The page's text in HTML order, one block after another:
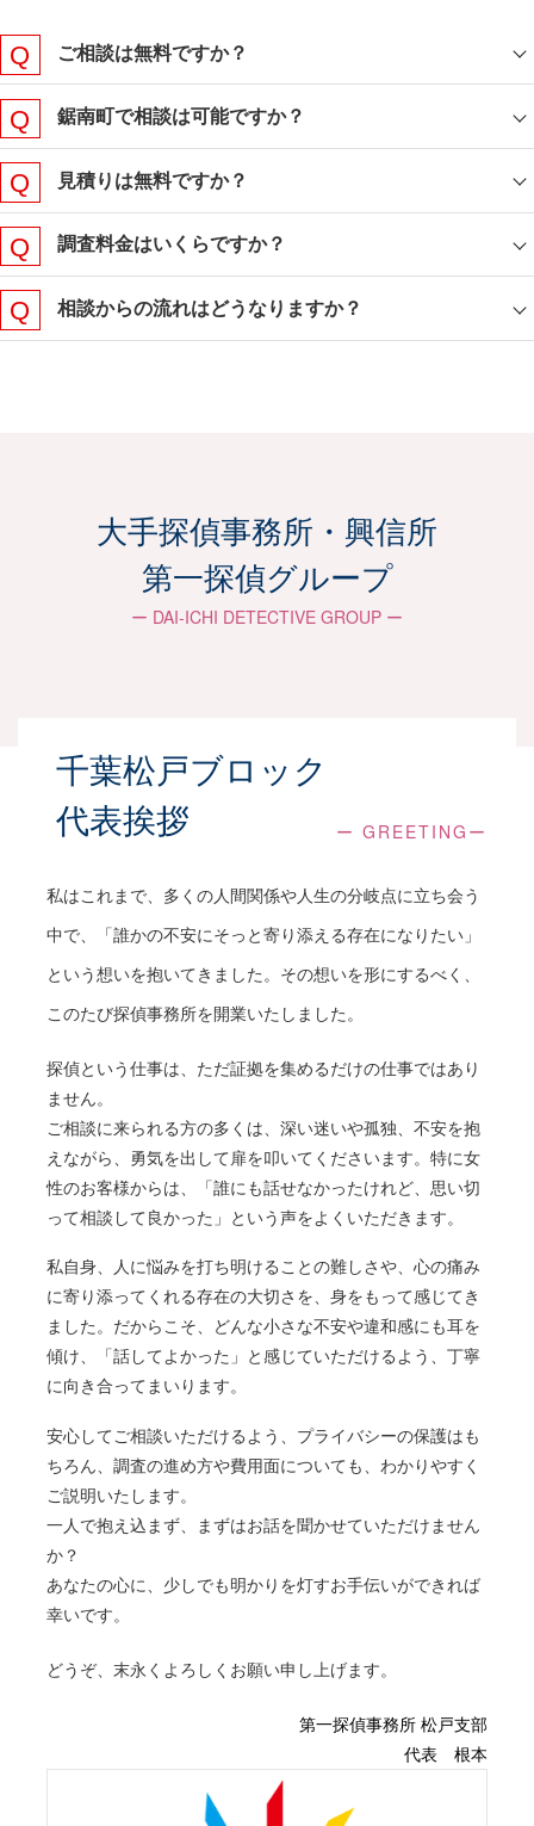
ご相談は無料ですか？
鋸南町で相談は可能ですか？
見積りは無料ですか？
調査料金はいくらですか？
相談からの流れはどうなりますか？
お客さまに合わせた柔軟な対応で、最適な戦略
を共に考えサポートしていきます。
ご連絡ください。
ご面談時間や場所、方法を調整させていただき
ます。
ご面談
調査目的や状況を詳しくお伺いいたします。
ンをご提案いたします。
探偵業法に則り、各種書類の交付とご説明をい
たします。
調査内容を明確にし、本調査に向けて打ち合わ
せを行います。
お支払い
しくは半額をお支払いただきます。
ご入金が確認でき次第、本調査に向けての準備
を開始いたします。
事前調査
易調査を実施いたします。
本調査
大手探偵事務所・興信所
第一探偵グループ
ー DAI-ICHI DETECTIVE GROUP ー
千葉松戸ブロック
代表挨拶
ー GREETINGー
私はこれまで、多くの人間関係や人生の分岐点に立ち会う
中で、「誰かの不安にそっと寄り添える存在になりたい」
という想いを抱いてきました。その想いを形にするべく、
このたび探偵事務所を開業いたしました。
探偵という仕事は、ただ証拠を集めるだけの仕事ではあり
ません。
ご相談に来られる方の多くは、深い迷いや孤独、不安を抱
えながら、勇気を出して扉を叩いてくださいます。特に女
性のお客様からは、「誰にも話せなかったけれど、思い切
って相談して良かった」という声をよくいただきます。
私自身、人に悩みを打ち明けることの難しさや、心の痛み
に寄り添ってくれる存在の大切さを、身をもって感じてき
ました。だからこそ、どんな小さな不安や違和感にも耳を
傾け、「話してよかった」と感じていただけるよう、丁寧
に向き合ってまいります。
安心してご相談いただけるよう、プライバシーの保護はも
ちろん、調査の進め方や費用面についても、わかりやすく
ご説明いたします。
一人で抱え込まず、まずはお話を聞かせていただけません
か？
あなたの心に、少しでも明かりを灯すお手伝いができれば
幸いです。
どうぞ、末永くよろしくお願い申し上げます。
第一探偵事務所 松戸支部
代表 根本